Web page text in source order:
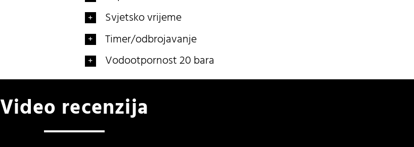
Svjetsko vrijeme
Timer/odbrojavanje
Vodootpornost 20 bara
Video recenzija